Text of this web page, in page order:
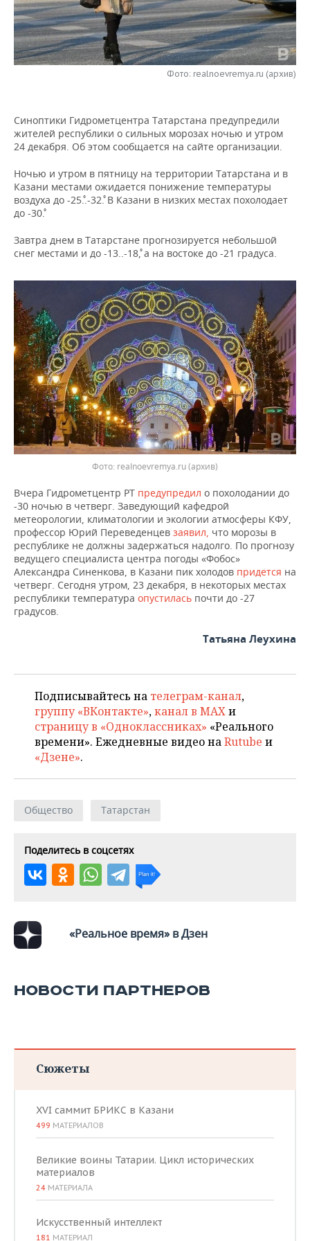
НЕФТЕХИМИЯ
НЕФТЬ
ОПК
РОЗНИЧНАЯ ТОРГОВЛЯ
ТРАНСПОРТ
НОВОСТИ ТЕХНОЛОГИЙ
IT
ТЕЛЕКОММУНИКАЦИИ
МЕРОПРИЯТИЯ
НОВОСТИ МЕРОПРИЯТИЙ
БИЗНЕС-БРАНЧИ
ONLINE-КОНФЕРЕНЦИИ
ОТКРЫТАЯ ЛЕКЦИЯ
СПОРТ
ФУТБОЛ
ХОККЕЙ
БАСКЕТБОЛ
ВОЛЕЙБОЛ
КИБЕРСПОРТ
ФИГУРНОЕ КАТАНИЕ
ВОДНЫЕ ВИДЫ СПОРТА
ХОККЕЙ С МЯЧОМ
НОВОСТИ ОБЩЕСТВА
ВЛАСТЬ
ИНФРАСТРУКТУРА
ИСТОРИЯ
КУЛЬТУРА
МЕДИЦИНА
ОБРАЗОВАНИЕ
ПРОИСШЕСТВИЯ
ФОТОГАЛЕРЕЯ
СЮЖЕТЫ
СПРАВОЧНИК
СПИСОК ПЕРСОН
СПИСОК КОМПАНИЙ
ПОЛНАЯ ВЕРСИЯ
Фото: realnoevremya.ru (архив)
Синоптики Гидрометцентра Татарстана предупредили
жителей республики о сильных морозах ночью и утром
24 декабря. Об этом сообщается на сайте организации.
Ночью и утром в пятницу на территории Татарстана и в
Казани местами ожидается понижение температуры
воздуха до -25˚..-32˚. В Казани в низких местах похолодает
до -30˚.
Завтра днем в Татарстане прогнозируется небольшой
снег местами и до -13..-18˚, а на востоке до -21 градуса.
Фото: realnoevremya.ru (архив)
Вчера Гидрометцентр РТ предупредил о похолодании до
-30 ночью в четверг. Заведующий кафедрой
метеорологии, климатологии и экологии атмосферы КФУ,
профессор Юрий Переведенцев заявил, что морозы в
республике не должны задержаться надолго. По прогнозу
ведущего специалиста центра погоды «Фобос»
Александра Синенкова, в Казани пик холодов придется на
четверг. Сегодня утром, 23 декабря, в некоторых местах
республики температура опустилась почти до -27
градусов.
Татьяна Леухина
Подписывайтесь на телеграм-канал,
группу «ВКонтакте»,канал в MAXи
страницу в «Одноклассниках» «Реального
времени». Ежедневные видео наRutube и
«Дзене».
Общество Татарстан
Поделитесь в соцсетях
«Реальное время» в Дзен
НОВОСТИ ПАРТНЕРОВ
Сюжеты
XVI саммит БРИКС в Казани
499 МАТЕРИАЛОВ
Великие воины Татарии. Цикл исторических
материалов
24 МАТЕРИАЛА
Искусственный интеллект
181 МАТЕРИАЛ